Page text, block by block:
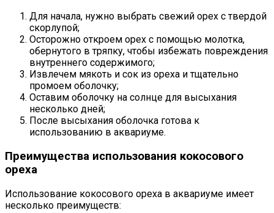
Для начала, нужно выбрать свежий орех с твердой
скорлупой;
Осторожно откроем орех с помощью молотка,
обернутого в тряпку, чтобы избежать повреждения
внутреннего содержимого;
Извлечем мякоть и сок из ореха и тщательно
промоем оболочку;
Оставим оболочку на солнце для высыхания
несколько дней;
После высыхания оболочка готова к
использованию в аквариуме.
Преимущества использования кокосового
ореха
Использование кокосового ореха в аквариуме имеет
несколько преимуществ: